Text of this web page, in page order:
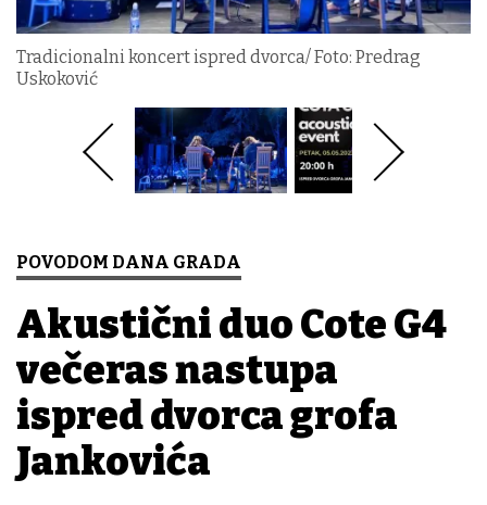
Tradicionalni koncert ispred dvorca/ Foto: Predrag
Uskoković
POVODOM DANA GRADA
Akustični duo Cote G4
večeras nastupa
ispred dvorca grofa
Jankovića